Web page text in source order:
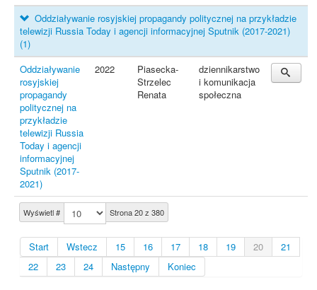
Wyświetl # Strona 20 z 380
Start Wstecz 15 16 17 18 19 20
21
22
23 24 Następny Koniec
Oddziaływanie rosyjskiej propagandy politycznej na przykładzie
telewizji Russia Today i agencji informacyjnej Sputnik (2017-2021)
(1)
Oddziaływanie
rosyjskiej
propagandy
politycznej na
przykładzie
telewizji Russia
Today i agencji
informacyjnej
Sputnik (2017-
2021)
2022
Piasecka-
Strzelec
Renata
dziennikarstwo
i komunikacja
społeczna